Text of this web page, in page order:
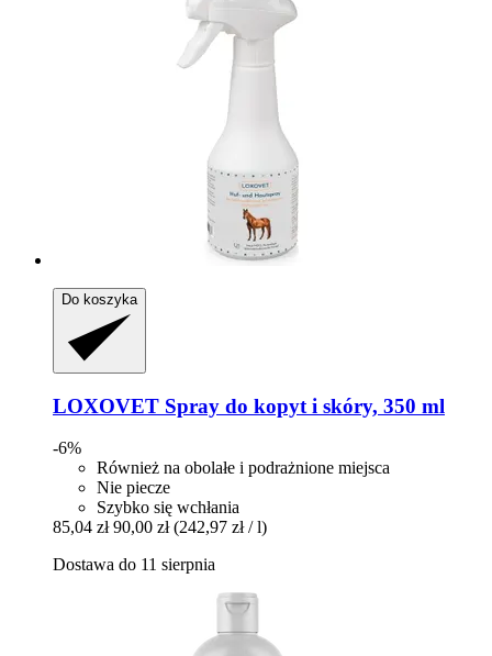
Do koszyka
LOXOVET Spray do kopyt i skóry, 350 ml
-6%
Również na obolałe i podrażnione miejsca
Nie piecze
Szybko się wchłania
85,04 zł 90,00 zł (242,97 zł / l)
Dostawa do 11 sierpnia